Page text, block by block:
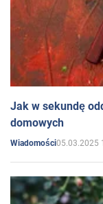
Jak w sekundę
domowych
Wiadomości05.03.2025